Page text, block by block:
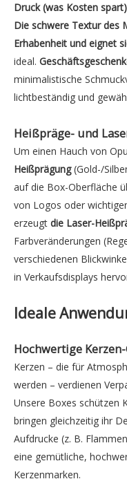
Druck (was Kosten
Die schwere Textur des
Erhabenheit und eignet
ideal.
minimalistische
lichtbeständig und
Heißpräge- und
Um einen Hauch von
Heißprägung(Gold-/
auf die Box-Oberfläche
von Logos oder
erzeugt die Laser-
Farbveränderungen
verschiedenen
in Verkaufsdisplays
Ideale
Hochwertige
Kerzen – die für
werden – verdienen
Unsere Boxes schützen
bringen gleichzeitig ihr
Aufdrucke (z. B.
eine gemütliche,
Kerzenmarken.